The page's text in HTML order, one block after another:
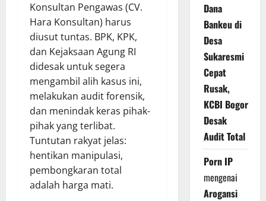
Konsultan Pengawas (CV.
Hara Konsultan) harus
diusut tuntas. BPK, KPK,
dan Kejaksaan Agung RI
didesak untuk segera
mengambil alih kasus ini,
melakukan audit forensik,
dan menindak keras pihak-
pihak yang terlibat.
Tuntutan rakyat jelas:
hentikan manipulasi,
pembongkaran total
adalah harga mati.
Dana
Bankeu di
Desa
Sukaresmi
Cepat
Rusak,
KCBI Bogor
Desak
Audit Total
Porn IP
mengenai
Arogansi